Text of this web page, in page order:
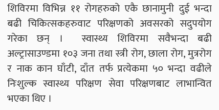
शिविरमा विभिन्न ११ रोगहरुको एकै छानामुनी दुई भन्दा
बढी चिकित्सकहरुवाट परिक्षणको अवसरको सदुपयोग
गरेका छन् । स्वास्थ्य शिविरमा सवैभन्दा बढी
अल्ट्रासाउण्डमा १०३ जना तथा स्त्री रोग, छाला रोग, मुत्ररोग
र नाक कान घाँटी, दाँत तर्फ प्रत्येकमा ५० भन्दा वढीले
निःशुल्क स्वास्थ्य परिक्षण सेवा परिक्षणबाट लाभान्वित
भएका थिए ।